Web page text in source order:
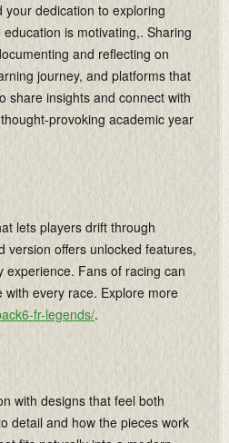
dedication to exploring
is motivating,. Sharing
and reflecting on
journey, and platforms that
share insights and connect with
provoking academic year
lets players drift through
version offers unlocked features,
Fans of racing can
every race. Explore more
fr-legends/.
with designs that feel both
detail and how the pieces work